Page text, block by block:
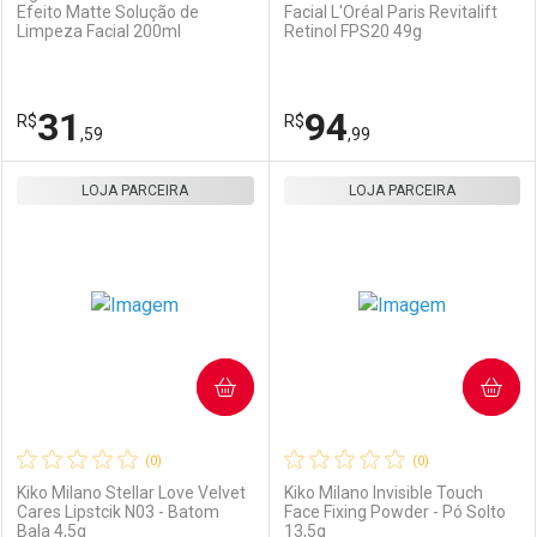
Efeito Matte Solução de
Limpeza Facial 200ml
R$31 ,59
Facial L'Oréal Paris Revitalift
Retinol FPS20 49g
R$94,99
(0)
Kiko Milano Stellar Love Velvet
Cares Lipstcik N03 - Batom
Bala 4,5g
LOJA PARCEIRA
COMPRAR
(0)
Kiko Milano Invisible Touch
Face Fixing Powder - Pó Solto
13,5g
LOJA PARCEIRA
COMPRAR